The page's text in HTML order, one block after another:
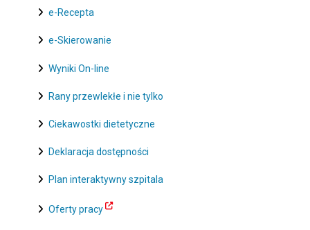
e-Recepta
e-Skierowanie
Wyniki On-line
Rany przewlekłe i nie tylko
Ciekawostki dietetyczne
Deklaracja dostępności
Plan interaktywny szpitala
Oferty pracy